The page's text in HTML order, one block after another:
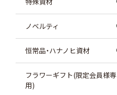
ノベルティ
恒常品・ハナノヒ資材
フラワーギフト(限定会員様専
用)